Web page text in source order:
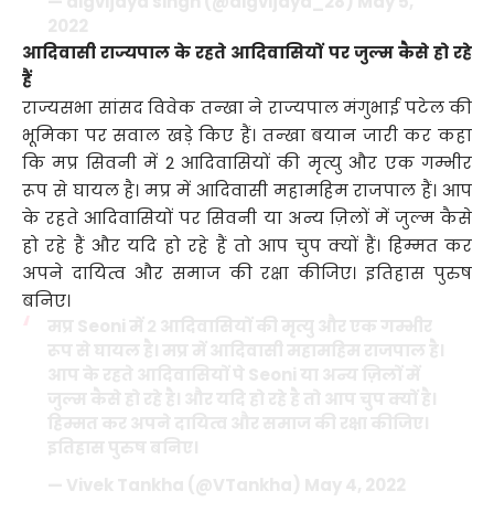
आदिवासी राज्यपाल के रहते आदिवासियों पर जुल्म कैसे हो रहे
हैं
राज्यसभा सांसद विवेक तन्खा ने राज्यपाल मंगुभाई पटेल की
भूमिका पर सवाल खड़े किए हैं। तन्खा बयान जारी कर कहा
कि मप्र सिवनी में 2 आदिवासियों की मृत्यु और एक गम्भीर
रूप से घायल है। मप्र में आदिवासी महामहिम राजपाल हैं। आप
के रहते आदिवासियों पर सिवनी या अन्य ज़िलों में जुल्म कैसे
हो रहे हैं और यदि हो रहे हैं तो आप चुप क्यों हैं। हिम्मत कर
अपने दायित्व और समाज की रक्षा कीजिए। इतिहास पुरुष
बनिए।